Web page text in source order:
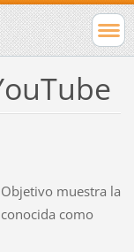
muestra la
como